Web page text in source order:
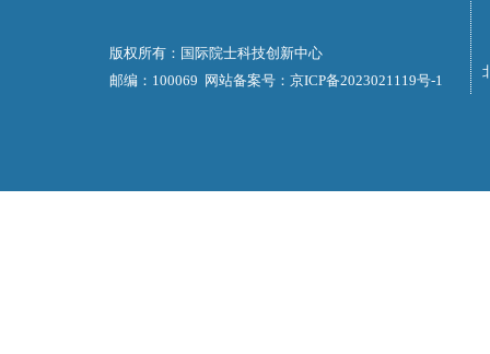
版权所有：国际院士科技创新中心
邮编：100069 网站备案号： 京ICP备2023021119号-1